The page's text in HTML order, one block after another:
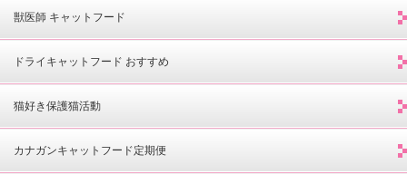
獣医師 キャットフード
ドライキャットフード おすすめ
猫好き保護猫活動
カナガンキャットフード定期便